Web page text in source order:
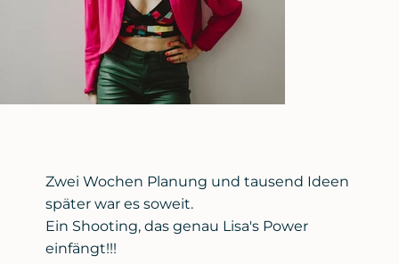
Zwei Wochen Planung und tausend Ideen
später war es soweit.
Ein Shooting, das genau Lisa's Power
einfängt!!!